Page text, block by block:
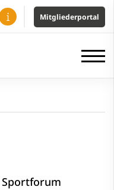
Mitgliederportal